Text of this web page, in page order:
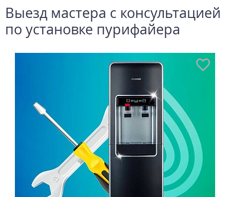
Выезд мастера с консультацией
по установке пурифайера